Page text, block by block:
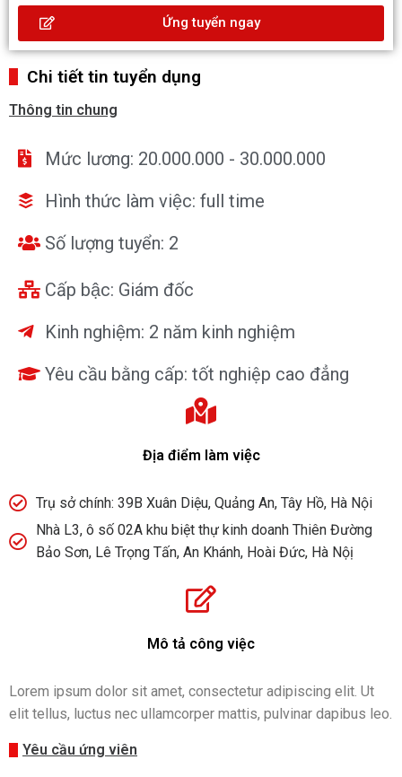
Ứng tuyển ngay
Chi tiết tin tuyển dụng
Thông tin chung
Mức lương: 20.000.000 - 30.000.000
Hình thức làm việc: full time
Số lượng tuyển: 2
Cấp bậc: Giám đốc
Kinh nghiệm: 2 năm kinh nghiệm
Yêu cầu bằng cấp: tốt nghiệp cao đẳng
Địa điểm làm việc
Trụ sở chính: 39B Xuân Diệu, Quảng An, Tây Hồ, Hà Nội
Nhà L3, ô số 02A khu biệt thự kinh doanh Thiên Đường
Bảo Sơn, Lê Trọng Tấn, An Khánh, Hoài Đức, Hà Nộị
Mô tả công việc
Lorem ipsum dolor sit amet, consectetur adipiscing elit. Ut
elit tellus, luctus nec ullamcorper mattis, pulvinar dapibus leo.
Yêu cầu ứng viên